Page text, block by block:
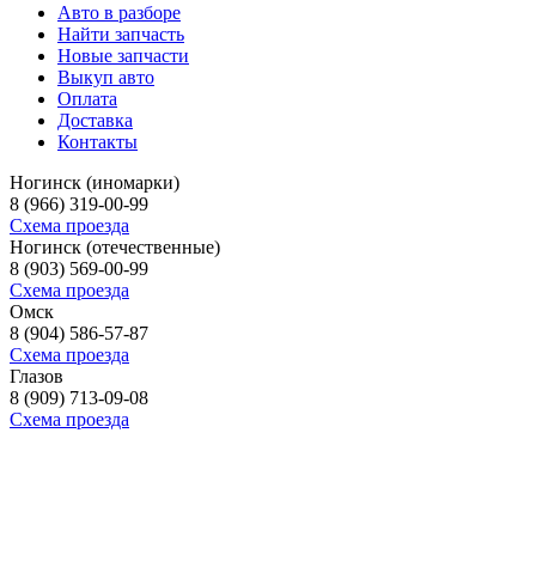
Авто в разборе
Найти запчасть
Новые запчасти
Выкуп авто
Оплата
Доставка
Контакты
Ногинск (иномарки)
8 (966) 319-00-99
Схема проезда
Ногинск (отечественные)
8 (903) 569-00-99
Схема проезда
Омск
8 (904) 586-57-87
Схема проезда
Глазов
8 (909) 713-09-08
Схема проезда